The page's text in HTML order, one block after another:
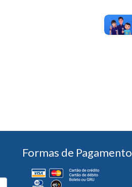
Formas de Pagamento